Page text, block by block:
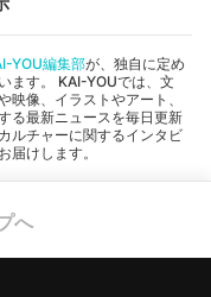
YOU編集部が、独自に定め
ます。 KAI-YOUでは、文
像、イラストやアート、
る最新ニュースを毎日更新
ルチャーに関するインタビ
届けします。
へ